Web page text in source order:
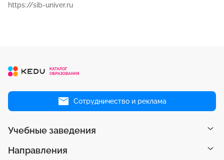
https://sib-univer.ru
Сотрудничество и реклама
Учебные заведения
Направления